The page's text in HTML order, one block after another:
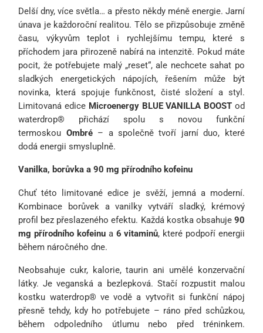
Delší dny, více světla… a přesto někdy méně energie. Jarní
únava je každoroční realitou. Tělo se přizpůsobuje změně
času, výkyvům teplot i rychlejšímu tempu, které s
příchodem jara přirozeně nabírá na intenzitě. Pokud máte
pocit, že potřebujete malý „reset“, ale nechcete sahat po
sladkých energetických nápojích, řešením může být
novinka, která spojuje funkčnost, čisté složení a styl.
Limitovaná edice Microenergy BLUE VANILLA BOOST od
waterdrop® přichází spolu s novou funkční
termoskou Ombré – a společně tvoří jarní duo, které
dodá energii smysluplně.
Vanilka, borůvka a 90 mg přírodního kofeinu
Chuť této limitované edice je svěží, jemná a moderní.
Kombinace borůvek a vanilky vytváří sladký, krémový
profil bez přeslazeného efektu. Každá kostka obsahuje 90
mg přírodního kofeinu a 6 vitaminů, které podpoří energii
během náročného dne.
Neobsahuje cukr, kalorie, taurin ani umělé konzervační
látky. Je veganská a bezlepková. Stačí rozpustit malou
kostku waterdrop® ve vodě a vytvořit si funkční nápoj
přesně tehdy, kdy ho potřebujete – ráno před schůzkou,
během odpoledního útlumu nebo před tréninkem.